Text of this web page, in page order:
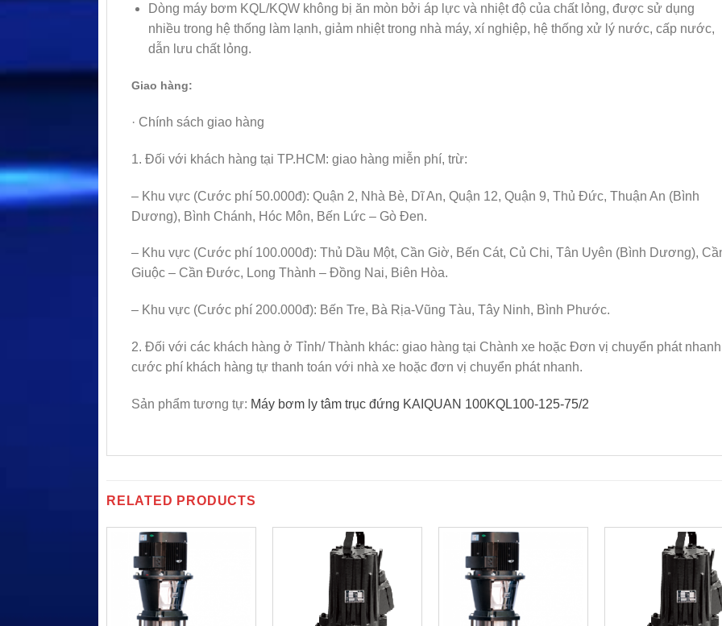
Dòng máy bơm KQL/KQW không bị ăn mòn bởi áp lực và nhiệt độ của chất lỏng, được sử dụng
nhiều trong hệ thống làm lạnh, giảm nhiệt trong nhà máy, xí nghiệp, hệ thống xử lý nước, cấp nước,
dẫn lưu chất lỏng.
Giao hàng:
· Chính sách giao hàng
1. Đối với khách hàng tại TP.HCM: giao hàng miễn phí, trừ:
– Khu vực (Cước phí 50.000đ): Quận 2, Nhà Bè, Dĩ An, Quận 12, Quận 9, Thủ Đức, Thuận An (Bình
Dương), Bình Chánh, Hóc Môn, Bến Lức – Gò Đen.
– Khu vực (Cước phí 100.000đ): Thủ Dầu Một, Cần Giờ, Bến Cát, Củ Chi, Tân Uyên (Bình Dương),
Giuộc – Cần Đước, Long Thành – Đồng Nai, Biên Hòa.
– Khu vực (Cước phí 200.000đ): Bến Tre, Bà Rịa-Vũng Tàu, Tây Ninh, Bình Phước.
2. Đối với các khách hàng ở Tỉnh/ Thành khác: giao hàng tại Chành xe hoặc Đơn vị chuyển phát
cước phí khách hàng tự thanh toán với nhà xe hoặc đơn vị chuyển phát nhanh.
Sản phẩm tương tự: Máy bơm ly tâm trục đứng KAIQUAN 100KQL100-125-75/2
RELATED PRODUCTS